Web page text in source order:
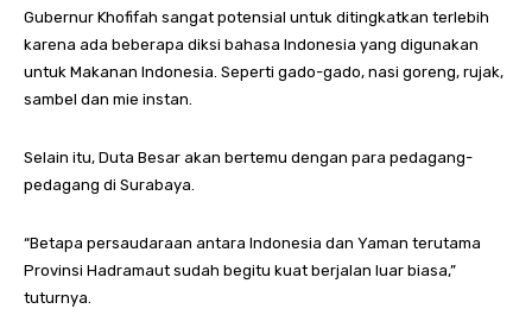
Gubernur Khofifah sangat potensial untuk ditingkatkan terlebih
karena ada beberapa diksi bahasa Indonesia yang digunakan
untuk Makanan Indonesia. Seperti gado-gado, nasi goreng, rujak,
sambel dan mie instan.
Selain itu, Duta Besar akan bertemu dengan para pedagang-
pedagang di Surabaya.
“Betapa persaudaraan antara Indonesia dan Yaman terutama
Provinsi Hadramaut sudah begitu kuat berjalan luar biasa,”
tuturnya.